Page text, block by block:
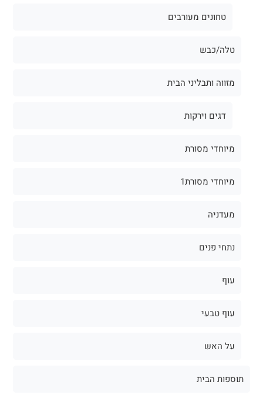
טחונים מעורבים
טלה/כבש
מזווה ותבליני הבית
דגים וירקות
מיוחדי מסורת
מיוחדי מסורת1
מעדניה
נתחי פנים
עוף
עוף טבעי
על האש
תוספות הבית